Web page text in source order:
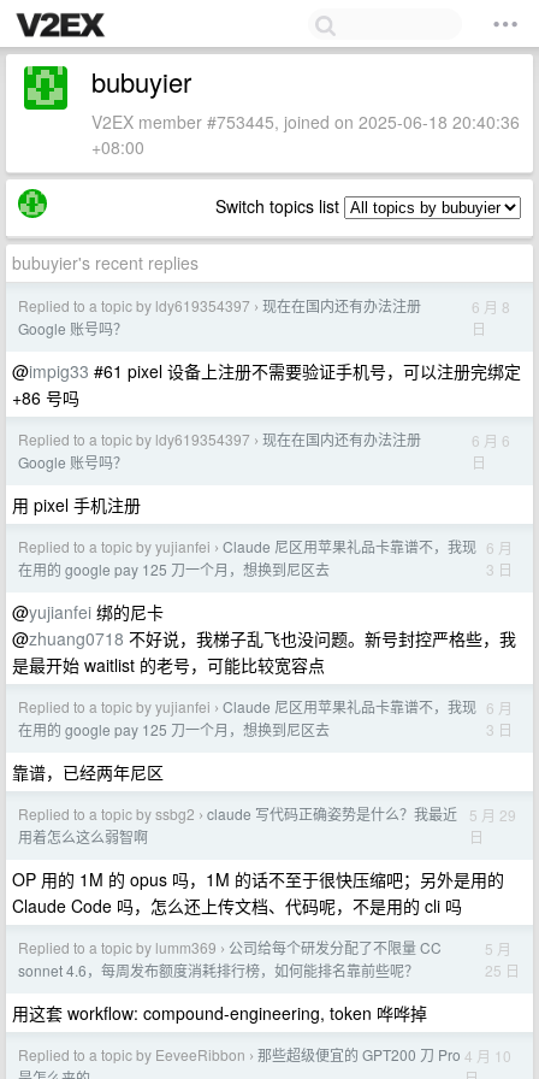
bubuyier
V2EX member #753445, joined on 2025-06-18 20:40:36
+08:00
Switch topics list
bubuyier's recent replies
Replied to a topic by ldy619354397 › 现在在国内还有办法注册
Google 账号吗？
6 月 8
日
@impig33 #61 pixel 设备上注册不需要验证手机号，可以注册完绑定
+86 号吗
Replied to a topic by ldy619354397 › 现在在国内还有办法注册
Google 账号吗？
6 月 6
日
用 pixel 手机注册
Replied to a topic by yujianfei › Claude 尼区用苹果礼品卡靠谱不，我现
在用的 google pay 125 刀一个月，想换到尼区去
6 月
3 日
@yujianfei 绑的尼卡
@zhuang0718 不好说，我梯子乱飞也没问题。新号封控严格些，我
是最开始 waitlist 的老号，可能比较宽容点
Replied to a topic by yujianfei › Claude 尼区用苹果礼品卡靠谱不，我现
在用的 google pay 125 刀一个月，想换到尼区去
6 月
3 日
靠谱，已经两年尼区
Replied to a topic by ssbg2 › claude 写代码正确姿势是什么？我最近
用着怎么这么弱智啊
5 月 29
日
OP 用的 1M 的 opus 吗，1M 的话不至于很快压缩吧；另外是用的
Claude Code 吗，怎么还上传文档、代码呢，不是用的 cli 吗
Replied to a topic by lumm369 › 公司给每个研发分配了不限量 CC
sonnet 4.6，每周发布额度消耗排行榜，如何能排名靠前些呢？
5 月
25 日
用这套 workflow: compound-engineering, token 哗哗掉
Replied to a topic by EeveeRibbon › 那些超级便宜的 GPT200 刀 Pro 4 月 10